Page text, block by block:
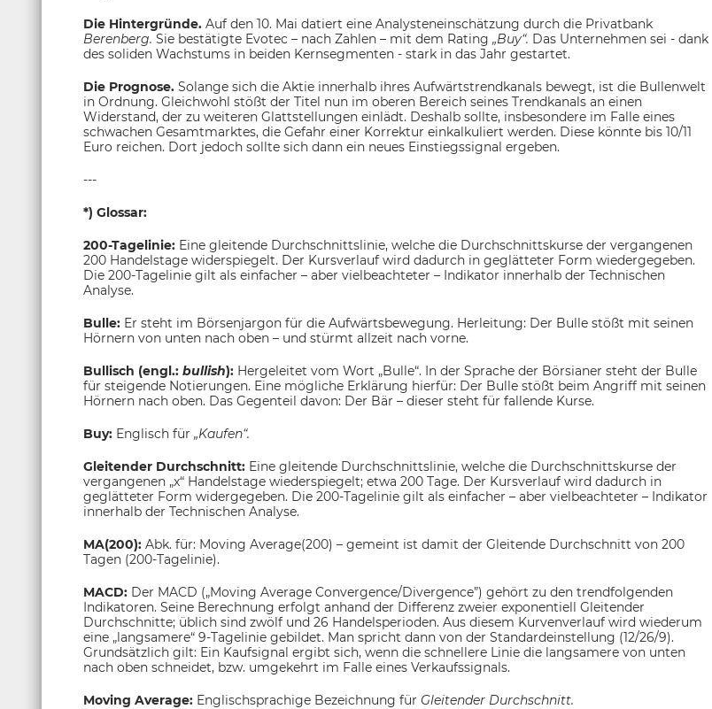
Die Hintergründe. Auf den 10. Mai datiert eine Analysteneinschätzung durch die Privatbank
Berenberg. Sie bestätigte Evotec – nach Zahlen – mit dem Rating „Buy“. Das Unternehmen sei - dank
des soliden Wachstums in beiden Kernsegmenten - stark in das Jahr gestartet.
Die Prognose. Solange sich die Aktie innerhalb ihres Aufwärtstrendkanals bewegt, ist die Bullenwelt
in Ordnung. Gleichwohl stößt der Titel nun im oberen Bereich seines Trendkanals an einen
Widerstand, der zu weiteren Glattstellungen einlädt. Deshalb sollte, insbesondere im Falle eines
schwachen Gesamtmarktes, die Gefahr einer Korrektur einkalkuliert werden. Diese könnte bis 10/11
Euro reichen. Dort jedoch sollte sich dann ein neues Einstiegssignal ergeben.
---
*) Glossar:
200-Tagelinie: Eine gleitende Durchschnittslinie, welche die Durchschnittskurse der vergangenen
200 Handelstage widerspiegelt. Der Kursverlauf wird dadurch in geglätteter Form wiedergegeben.
Die 200-Tagelinie gilt als einfacher – aber vielbeachteter – Indikator innerhalb der Technischen
Analyse.
Bulle: Er steht im Börsenjargon für die Aufwärtsbewegung. Herleitung: Der Bulle stößt mit seinen
Hörnern von unten nach oben – und stürmt allzeit nach vorne.
Bullisch (engl.: bullish): Hergeleitet vom Wort „Bulle“. In der Sprache der Börsianer steht der Bulle
für steigende Notierungen. Eine mögliche Erklärung hierfür: Der Bulle stößt beim Angriff mit seinen
Hörnern nach oben. Das Gegenteil davon: Der Bär – dieser steht für fallende Kurse.
Buy: Englisch für „Kaufen“.
Gleitender Durchschnitt: Eine gleitende Durchschnittslinie, welche die Durchschnittskurse der
vergangenen „x“ Handelstage wiederspiegelt; etwa 200 Tage. Der Kursverlauf wird dadurch in
geglätteter Form widergegeben. Die 200-Tagelinie gilt als einfacher – aber vielbeachteter – Indikator
innerhalb der Technischen Analyse.
MA(200): Abk. für: Moving Average(200) – gemeint ist damit der Gleitende Durchschnitt von 200
Tagen (200-Tagelinie).
MACD: Der MACD („Moving Average Convergence/Divergence”) gehört zu den trendfolgenden
Indikatoren. Seine Berechnung erfolgt anhand der Differenz zweier exponentiell Gleitender
Durchschnitte; üblich sind zwölf und 26 Handelsperioden. Aus diesem Kurvenverlauf wird wiederum
eine „langsamere“ 9-Tagelinie gebildet. Man spricht dann von der Standardeinstellung (12/26/9).
Grundsätzlich gilt: Ein Kaufsignal ergibt sich, wenn die schnellere Linie die langsamere von unten
nach oben schneidet, bzw. umgekehrt im Falle eines Verkaufssignals.
Moving Average: Englischsprachige Bezeichnung für Gleitender Durchschnitt.